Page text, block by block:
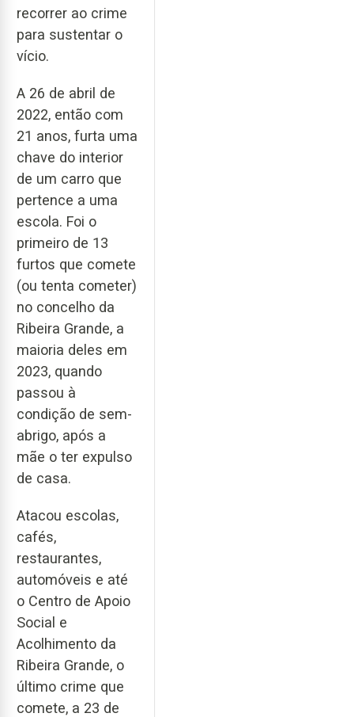
recorrer ao crime
para sustentar o
vício.
A 26 de abril de
2022, então com
21 anos, furta uma
chave do interior
de um carro que
pertence a uma
escola. Foi o
primeiro de 13
furtos que comete
(ou tenta cometer)
no concelho da
Ribeira Grande, a
maioria deles em
2023, quando
passou à
condição de sem-
abrigo, após a
mãe o ter expulso
de casa.
Atacou escolas,
cafés,
restaurantes,
automóveis e até
o Centro de Apoio
Social e
Acolhimento da
Ribeira Grande, o
último crime que
comete, a 23 de